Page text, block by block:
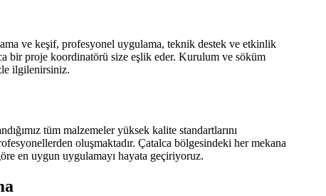
ve keşif, profesyonel uygulama, teknik destek ve etkinlik
bir proje koordinatörü size eşlik eder. Kurulum ve söküm
ilgilenirsiniz.
tüm malzemeler yüksek kalite standartlarını
oluşmaktadır. Çatalca bölgesindeki her mekana
en uygun uygulamayı hayata geçiriyoruz.